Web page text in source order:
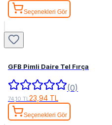
Seçenekleri Gör
GFB Pimli Daire Tel Fırça
(0)
74,10 TL23,94 TL
Seçenekleri Gör